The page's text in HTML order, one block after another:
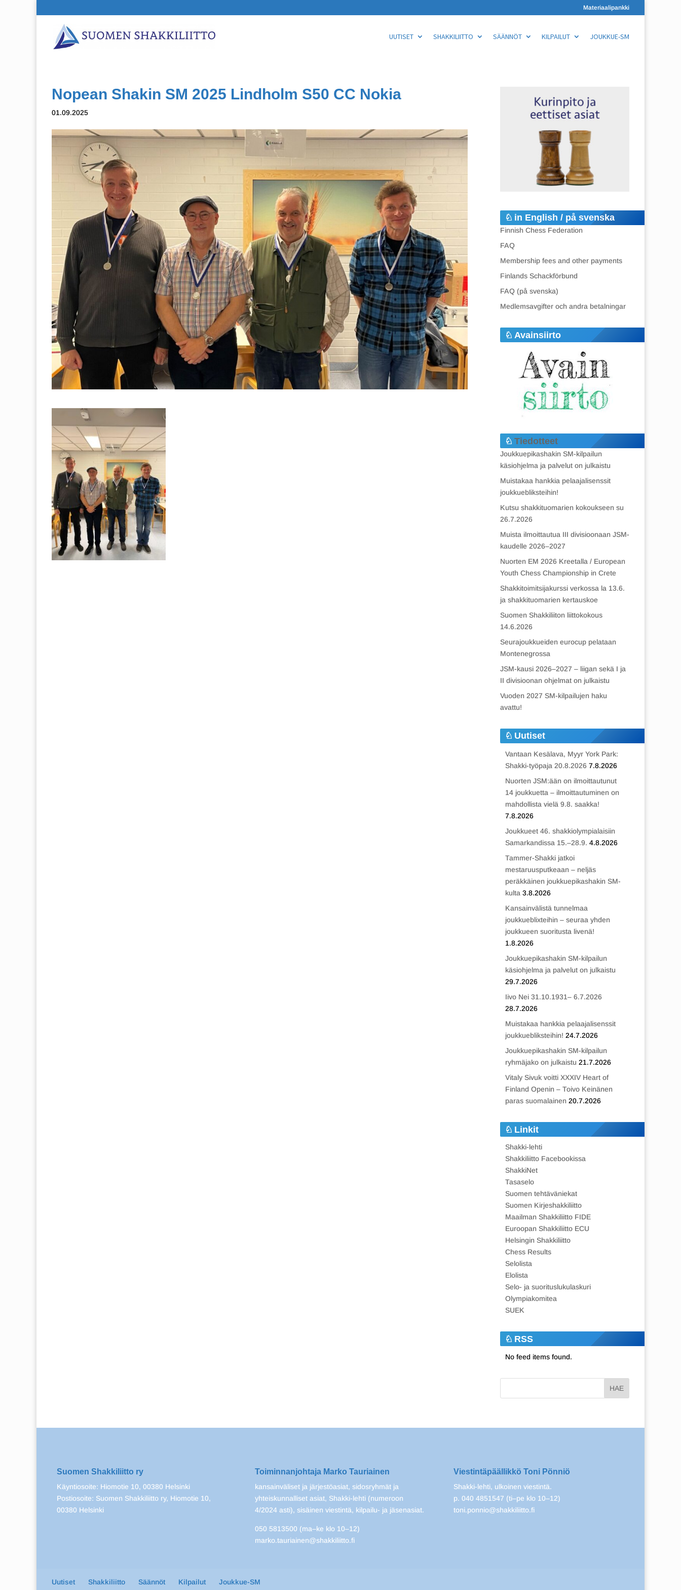
Materiaalipankki
UUTISET SHAKKILIITTO SÄÄNNÖT KILPAILUT JOUKKUE-SM
Nopean Shakin SM 2025 Lindholm S50 CC Nokia
01.09.2025
in English / på svenska
Finnish Chess Federation
FAQ
Membership fees and other payments
Finlands Schackförbund
FAQ (på svenska)
Medlemsavgifter och andra betalningar
Avainsiirto
Tiedotteet
Joukkuepikashakin SM-kilpailun
käsiohjelma ja palvelut on julkaistu
Muistakaa hankkia pelaajalisenssit
joukkuebliksteihin!
Kutsu shakkituomarien kokoukseen su
26.7.2026
Muista ilmoittautua III divisioonaan JSM-
kaudelle 2026–2027
Nuorten EM 2026 Kreetalla / European
Youth Chess Championship in Crete
Shakkitoimitsijakurssi verkossa la 13.6.
ja shakkituomarien kertauskoe
Suomen Shakkiliiton liittokokous
14.6.2026
Seurajoukkueiden eurocup pelataan
Montenegrossa
JSM-kausi 2026–2027 – liigan sekä I ja
II divisioonan ohjelmat on julkaistu
Vuoden 2027 SM-kilpailujen haku
avattu!
Uutiset
Vantaan Kesälava, Myyr York Park:
Shakki-työpaja 20.8.2026 7.8.2026
Nuorten JSM:ään on ilmoittautunut
14 joukkuetta – ilmoittautuminen on
mahdollista vielä 9.8. saakka!
7.8.2026
Joukkueet 46. shakkiolympialaisiin
Samarkandissa 15.–28.9. 4.8.2026
Tammer-Shakki jatkoi
mestaruusputkeaan – neljäs
peräkkäinen joukkuepikashakin SM-
kulta 3.8.2026
Kansainvälistä tunnelmaa
joukkueblixteihin – seuraa yhden
joukkueen suoritusta livenä!
1.8.2026
Joukkuepikashakin SM-kilpailun
käsiohjelma ja palvelut on julkaistu
29.7.2026
Iivo Nei 31.10.1931– 6.7.2026
28.7.2026
Muistakaa hankkia pelaajalisenssit
joukkuebliksteihin! 24.7.2026
Joukkuepikashakin SM-kilpailun
ryhmäjako on julkaistu 21.7.2026
Vitaly Sivuk voitti XXXIV Heart of
Finland Openin – Toivo Keinänen
paras suomalainen 20.7.2026
Linkit
Shakki-lehti
Shakkiliitto Facebookissa
ShakkiNet
Tasaselo
Suomen tehtäväniekat
Suomen Kirjeshakkiliitto
Maailman Shakkiliitto FIDE
Euroopan Shakkiliitto ECU
Helsingin Shakkiliitto
Chess Results
Selolista
Elolista
Selo- ja suorituslukulaskuri
Olympiakomitea
SUEK
RSS
No feed items found.
Suomen Shakkiliitto ry
Käyntiosoite: Hiomotie 10, 00380 Helsinki
Postiosoite: Suomen Shakkiliitto ry, Hiomotie 10,
00380 Helsinki
Toiminnanjohtaja Marko Tauriainen
kansainväliset ja järjestöasiat, sidosryhmät ja
yhteiskunnalliset asiat, Shakki-lehti (numeroon
4/2024 asti), sisäinen viestintä, kilpailu- ja jäsenasiat.
050 5813500 (ma–ke klo 10–12)
marko.tauriainen@shakkiliitto.fi
Viestintäpäällikkö Toni Pönniö
Shakki-lehti, ulkoinen viestintä.
p. 040 4851547 (ti–pe klo 10–12)
toni.ponnio@shakkiliitto.fi
Uutiset Shakkiliitto Säännöt Kilpailut Joukkue-SM